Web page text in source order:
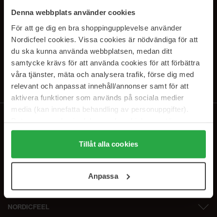
Denna webbplats använder cookies
För att ge dig en bra shoppingupplevelse använder
Nordicfeel cookies. Vissa cookies är nödvändiga för att
du ska kunna använda webbplatsen, medan ditt
samtycke krävs för att använda cookies för att förbättra
våra tjänster, mäta och analysera trafik, förse dig med
relevant och anpassat innehåll/annonser samt för att
aktivera funktioner som används på sociala medier
media (kan innefatta behandling av personuppgifter).
Genom att trycka på "Tillåt alla cookies" accepterar du
alla cookies, medan du under "Detaljer" kan anpassa
användningen av cookies. Du kan när som helst återkalla
samt vår Integritetspolicy.
Tillåt alla cookies
Anpassa
SUBSCRIBE TO OUR
NEWSLETTER
E-postadresse
Ved å abonnere godtar du vårpersonvernerklæring. Du kan melde deg
NORDICFEEL